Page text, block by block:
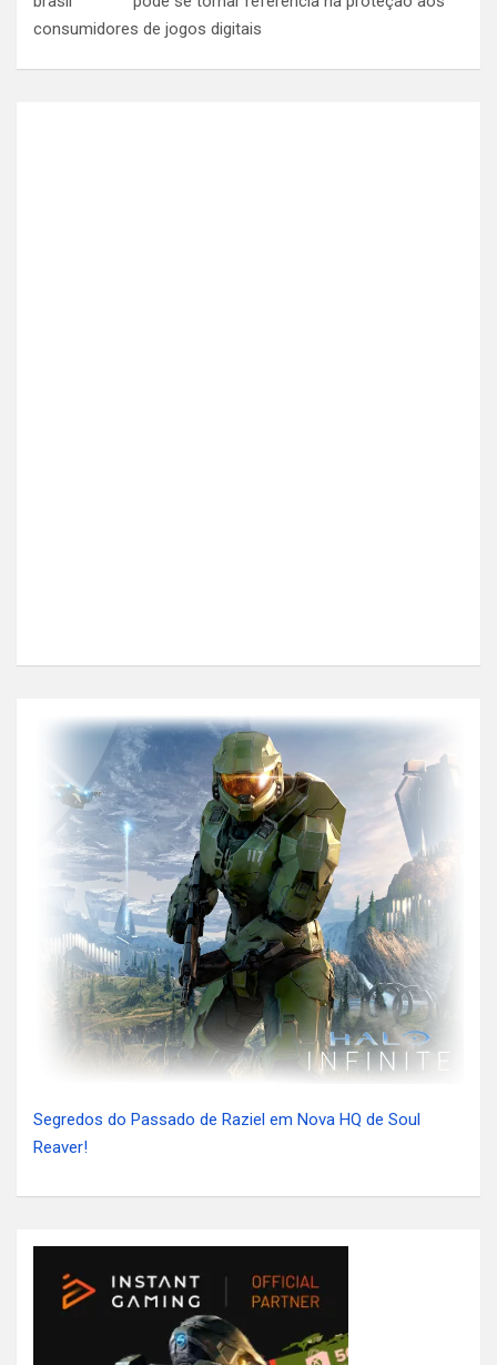
consumidores de jogos digitais
Segredos do Passado de Raziel em Nova HQ de Soul
Reaver!